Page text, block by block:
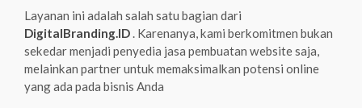
Layanan ini adalah salah satu bagian dari
DigitalBranding.ID. Karenanya, kami berkomitmen bukan
sekedar menjadi penyedia jasa pembuatan website saja,
melainkan partner untuk memaksimalkan potensi online
yang ada pada bisnis Anda